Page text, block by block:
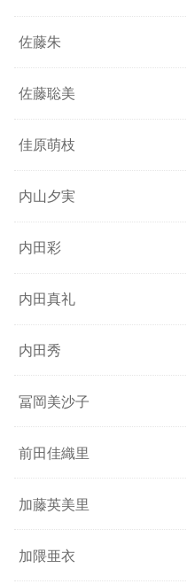
佐藤朱
佐藤聡美
佳原萌枝
内山夕実
内田彩
内田真礼
内田秀
冨岡美沙子
前田佳織里
加藤英美里
加隈亜衣